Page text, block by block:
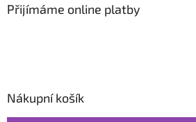
Přijímáme online platby
Nákupní košík